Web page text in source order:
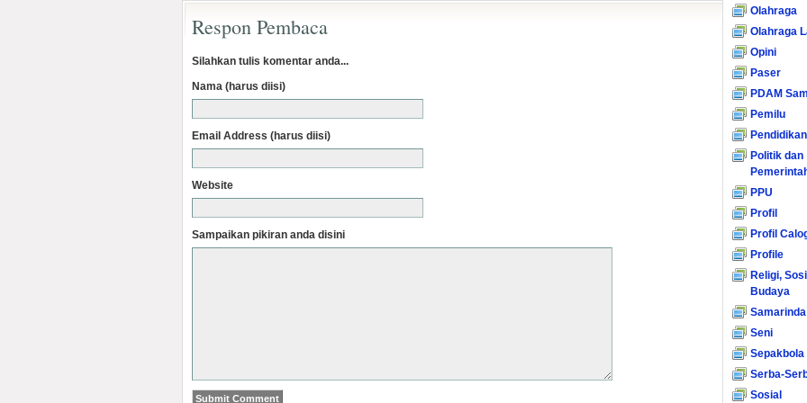
Respon Pembaca
Silahkan tulis komentar anda...
Nama (harus diisi)
Email Address (harus diisi)
Website
Sampaikan pikiran anda disini
Olahraga
Olahraga
Opini
Paser
PDAM
Pemilu
Pendidikan
Politik dan
PPU
Profil
Profil
Profile
Religi,
Budaya
Samarinda
Seni
Sepakbola
Serba-
Sosial